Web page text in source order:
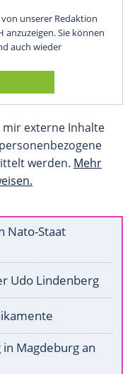
unserer Redaktion
Sie können
auch wieder
externe Inhalte
werden. Mehr
Nato-Staat
Udo Lindenberg
Magdeburg an